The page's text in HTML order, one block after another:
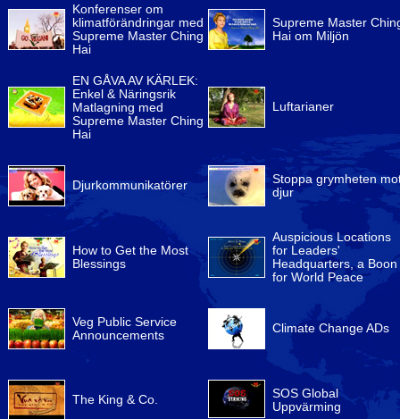
Konferenser om
klimatförändringar med
Supreme Master Ching
Hai
Supreme Master
Hai om Miljön
EN GÅVA AV KÄRLEK:
Enkel & Näringsrik
Matlagning med
Supreme Master Ching
Hai
Luftarianer
Djurkommunikatörer
Stoppa grymheten
djur
How to Get the Most
Blessings
Auspicious Locations
for Leaders'
Headquarters, a Boon
for World Peace
Veg Public Service
Announcements
Climate Change ADs
The King & Co.
SOS Global
Uppvärming